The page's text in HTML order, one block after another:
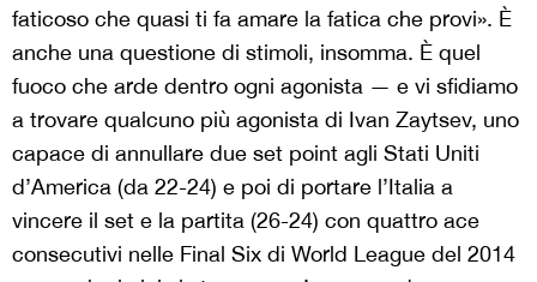
faticoso che quasi ti fa amare la fatica che provi». È
anche una questione di stimoli, insomma. È quel
fuoco che arde dentro ogni agonista — e vi sfidiamo
a trovare qualcuno più agonista di Ivan Zaytsev, uno
capace di annullare due set point agli Stati Uniti
d’America (da 22-24) e poi di portare l’Italia a
vincere il set e la partita (26-24) con quattro ace
consecutivi nelle Final Six di World League del 2014